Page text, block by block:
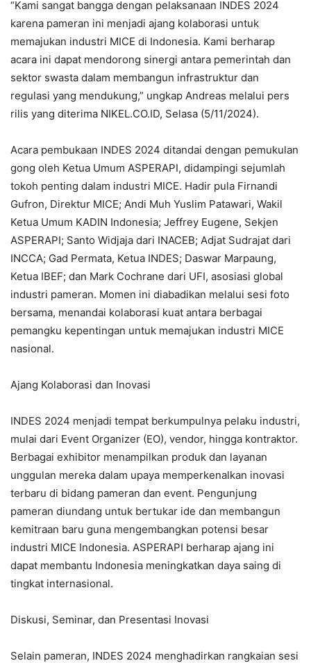
“Kami sangat bangga dengan pelaksanaan INDES 2024
karena pameran ini menjadi ajang kolaborasi untuk
memajukan industri MICE di Indonesia. Kami berharap
acara ini dapat mendorong sinergi antara pemerintah dan
sektor swasta dalam membangun infrastruktur dan
regulasi yang mendukung,” ungkap Andreas melalui pers
rilis yang diterima NIKEL.CO.ID, Selasa (5/11/2024).
Acara pembukaan INDES 2024 ditandai dengan pemukulan
gong oleh Ketua Umum ASPERAPI, didampingi sejumlah
tokoh penting dalam industri MICE. Hadir pula Firnandi
Gufron, Direktur MICE; Andi Muh Yuslim Patawari, Wakil
Ketua Umum KADIN Indonesia; Jeffrey Eugene, Sekjen
ASPERAPI; Santo Widjaja dari INACEB; Adjat Sudrajat dari
INCCA; Gad Permata, Ketua INDES; Daswar Marpaung,
Ketua IBEF; dan Mark Cochrane dari UFI, asosiasi global
industri pameran. Momen ini diabadikan melalui sesi foto
bersama, menandai kolaborasi kuat antara berbagai
pemangku kepentingan untuk memajukan industri MICE
nasional.
Ajang Kolaborasi dan Inovasi
INDES 2024 menjadi tempat berkumpulnya pelaku industri,
mulai dari Event Organizer (EO), vendor, hingga kontraktor.
Berbagai exhibitor menampilkan produk dan layanan
unggulan mereka dalam upaya memperkenalkan inovasi
terbaru di bidang pameran dan event. Pengunjung
pameran diundang untuk bertukar ide dan membangun
kemitraan baru guna mengembangkan potensi besar
industri MICE Indonesia. ASPERAPI berharap ajang ini
dapat membantu Indonesia meningkatkan daya saing di
tingkat internasional.
Diskusi, Seminar, dan Presentasi Inovasi
Selain pameran, INDES 2024 menghadirkan rangkaian sesi